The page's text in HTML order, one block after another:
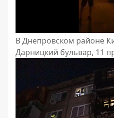
В Днепровском районе
Дарницкий бульвар, 11